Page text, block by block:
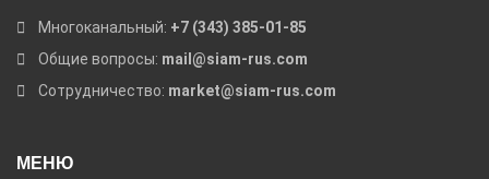
Многоканальный: +7 (343) 385-01-85
Общие вопросы: mail@siam-rus.com
Сотрудничество: market@siam-rus.com
МЕНЮ